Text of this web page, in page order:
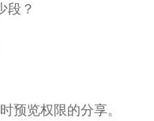
？
览权限的分享。